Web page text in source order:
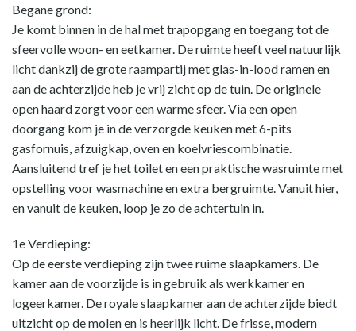
Begane grond:
Je komt binnen in de hal met trapopgang en toegang tot de
sfeervolle woon- en eetkamer. De ruimte heeft veel natuurlijk
licht dankzij de grote raampartij met glas-in-lood ramen en
aan de achterzijde heb je vrij zicht op de tuin. De originele
open haard zorgt voor een warme sfeer. Via een open
doorgang kom je in de verzorgde keuken met 6-pits
gasfornuis, afzuigkap, oven en koelvriescombinatie.
Aansluitend tref je het toilet en een praktische wasruimte met
opstelling voor wasmachine en extra bergruimte. Vanuit hier,
en vanuit de keuken, loop je zo de achtertuin in.
1e Verdieping:
Op de eerste verdieping zijn twee ruime slaapkamers. De
kamer aan de voorzijde is in gebruik als werkkamer en
logeerkamer. De royale slaapkamer aan de achterzijde biedt
uitzicht op de molen en is heerlijk licht. De frisse, modern